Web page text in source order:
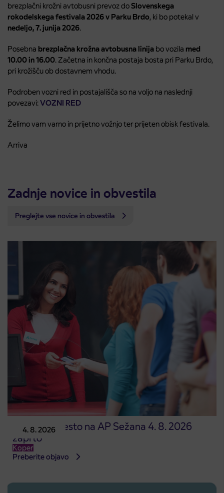
brezplačni krožni avtobusni prevoz doSlovenskega
rokodelskega festivala 2026 v Parku Brdo, ki bo potekal v
nedeljo, 7. junija 2026.
Posebna brezplačna krožna avtobusna linija bo vozila med
10.00 in 16.00. Začetna in končna postaja bosta pri Parku Brdo,
pri krožišču ob dostavnem vhodu.
Podroben vozni red in postajališča so na voljo na naslednji
povezavi:VOZNI RED
Želimo vam varno in prijetno vožnjo ter prijeten obisk festivala.
Arriva
Zadnje novice in obvestila
Preglejte vse novice in obvestila
4. 8. 2026
Prodajno mesto na AP Sežana 4. 8. 2026
zaprto
Koper
Preberite objavo